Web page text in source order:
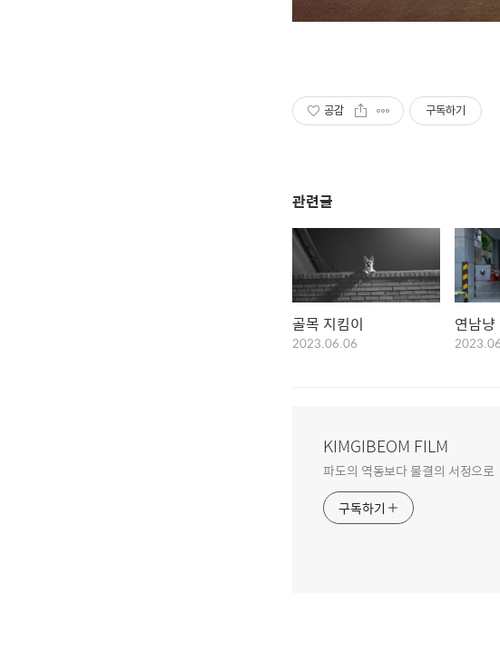
공감 구독하기
관련글
골목 지킴이
2023.06.06
연남냥
KIMGIBEOM FILM
파도의 역동보다 물결의 서정으로
구독하기